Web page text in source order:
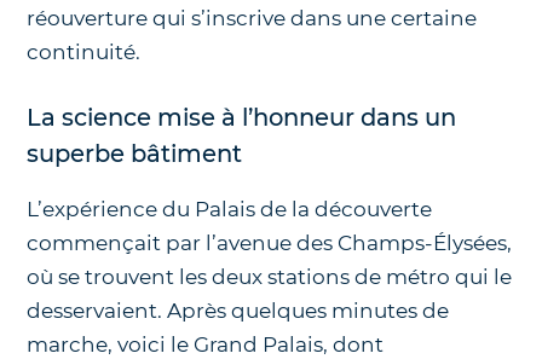
réouverture qui s’inscrive dans une certaine
continuité.
La science mise à l’honneur dans un
superbe bâtiment
L’expérience du Palais de la découverte
commençait par l’avenue des Champs-Élysées,
où se trouvent les deux stations de métro qui le
desservaient. Après quelques minutes de
marche, voici le Grand Palais, dont